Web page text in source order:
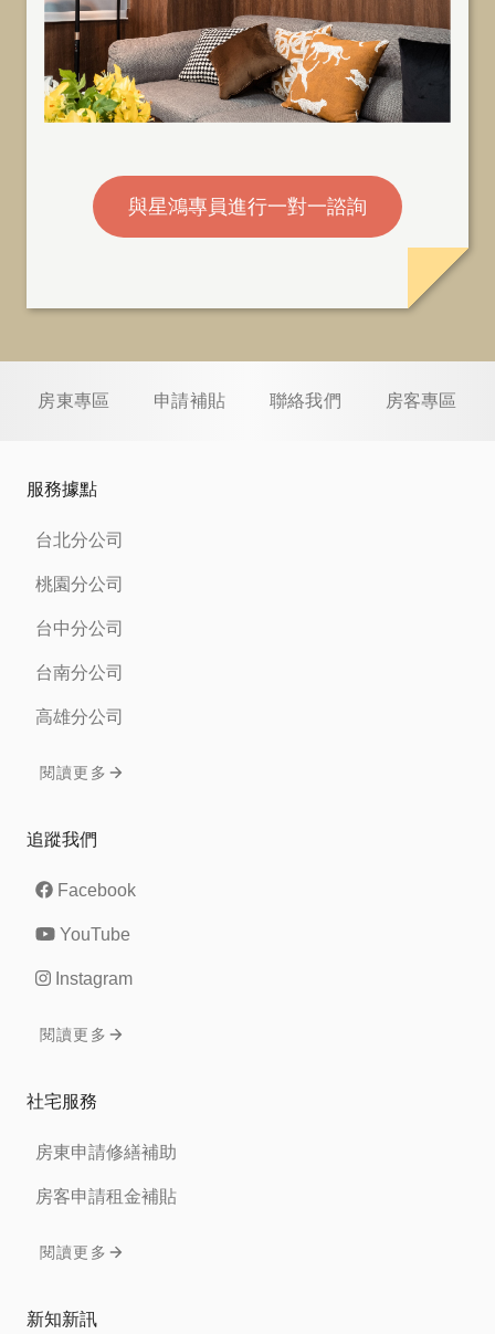
與星鴻專員進行一對一諮詢
房東專區 申請補貼 聯絡我們 房客專區
服務據點
台北分公司
桃園分公司
台中分公司
台南分公司
高雄分公司
閱讀更多
追蹤我們
Facebook
YouTube
Instagram
閱讀更多
社宅服務
房東申請修繕補助
房客申請租金補貼
閱讀更多
新知新訊